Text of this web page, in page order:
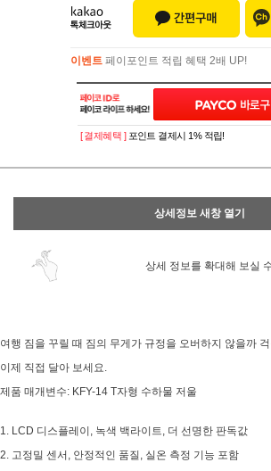
이벤트 페이포인트 적립 혜택 2배 UP!
이벤트페이포인트 적립 혜택 2배 UP!
[ 결제혜택 ] 포인트 결제시 1% 적립!
상세정보 새창 열기
상세 정보를 확대해 보실
여행 짐을 꾸릴 때 짐의 무게가 규정을 오버하지 않을까
이제 직접 달아 보세요.
제품 매개변수: KFY-14 T자형 수하물 저울
1. LCD 디스플레이, 녹색 백라이트, 더 선명한 판독값
2. 고정밀 센서, 안정적인 품질, 실온 측정 기능 포함